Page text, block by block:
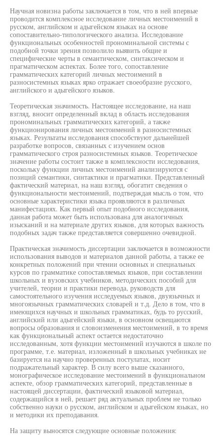
Научная новизна работы заключается в том, что в ней впервые
проводится комплексное исследование личных местоимений в
русском, английском и адыгейском языках на основе
сопоставительно-типологического анализа. Исследование
функциональных особенностей прономинальной системы с
подобной точки зрения позволило выявить общие и
специфические черты в семантическом, синтаксическом и
прагматическом аспектах. Более того, сопоставление
грамматических категорий личных местоимений в
разносистемных языках ярко отражает своеобразие русского,
английского и адыгейского языков.
Теоретическая значимость. Настоящее исследование, на наш
взгляд, вносит определенный вклад в область исследования
прономинальных грамматических категорий, а также
функционирования личных местоимений в разносистемных
языках. Результаты исследования способствуют дальнейшей
разработке вопросов, связанных с изучением основ
грамматического строя разносистемных языков. Теоретическое
значение работы состоит также в комплексности исследования,
поскольку функции личных местоимений анализируются с
позиций семантики, синтактики и прагматики. Представленный
фактический материал, на наш взгляд, обогатит сведения о
функциональности местоимений, подтверждая мысль о том, что
основные характеристики языка проявляются в различных
манифестациях. Как первый опыт подобного исследования,
данная работа может быть использована для аналогичных
изысканий и на материале других языков, для которых важность
подобных задач также представляется совершенно очевидной.
Практическая значимость диссертации заключается в возможности
использования выводов и материалов данной работы, а также ее
конкретных положений при чтении основных и специальных
курсов по грамматике сопоставляемых языков, при составлении
школьных и вузовских учебников, методических пособий для
учителей, теории и практики перевода, руководств для
самостоятельного изучения исследуемых языков, двуязычных и
многоязычных грамматических словарей и т.д. Дело в том, что в
имеющихся научных и школьных грамматиках, будь то русский,
английский или адыгейский языки, в основном освещаются
вопросы образования и словоизменения местоимений, в то время
как функциональный аспект остается недостаточно
исследованным, хотя функции местоимений изучаются в школе по
программе, т.е. материал, изложенный в школьных учебниках не
базируется на научно проверенных постулатах, носит
подражательный характер. В силу всего выше сказанного,
монографическое исследование местоимений в функциональном
аспекте, обзор грамматических категорий, представленные в
настоящей диссертации, фактический языковой материал,
содержащийся в ней, решает ряд актуальных проблем не только
собственно науки о русском, английском и адыгейском языках, но
и методики их преподавания.
На защиту выносятся следующие основные положения: